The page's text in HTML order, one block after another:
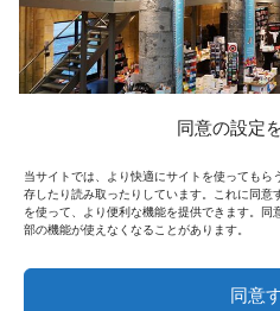
同意の設定
当サイトでは、より快適にサイトを使っても
存したり読み取ったりしています。これに同
を使って、より便利な機能を提供できます。
部の機能が使えなくなることがあります。
同意
13世紀に建てられたゴシック
し、2006年にオープンした本
（Boekhandel
」との呼び